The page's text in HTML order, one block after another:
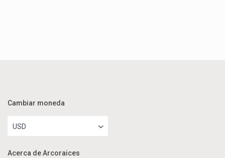
Cambiar moneda
USD
Acerca de Arcoraices